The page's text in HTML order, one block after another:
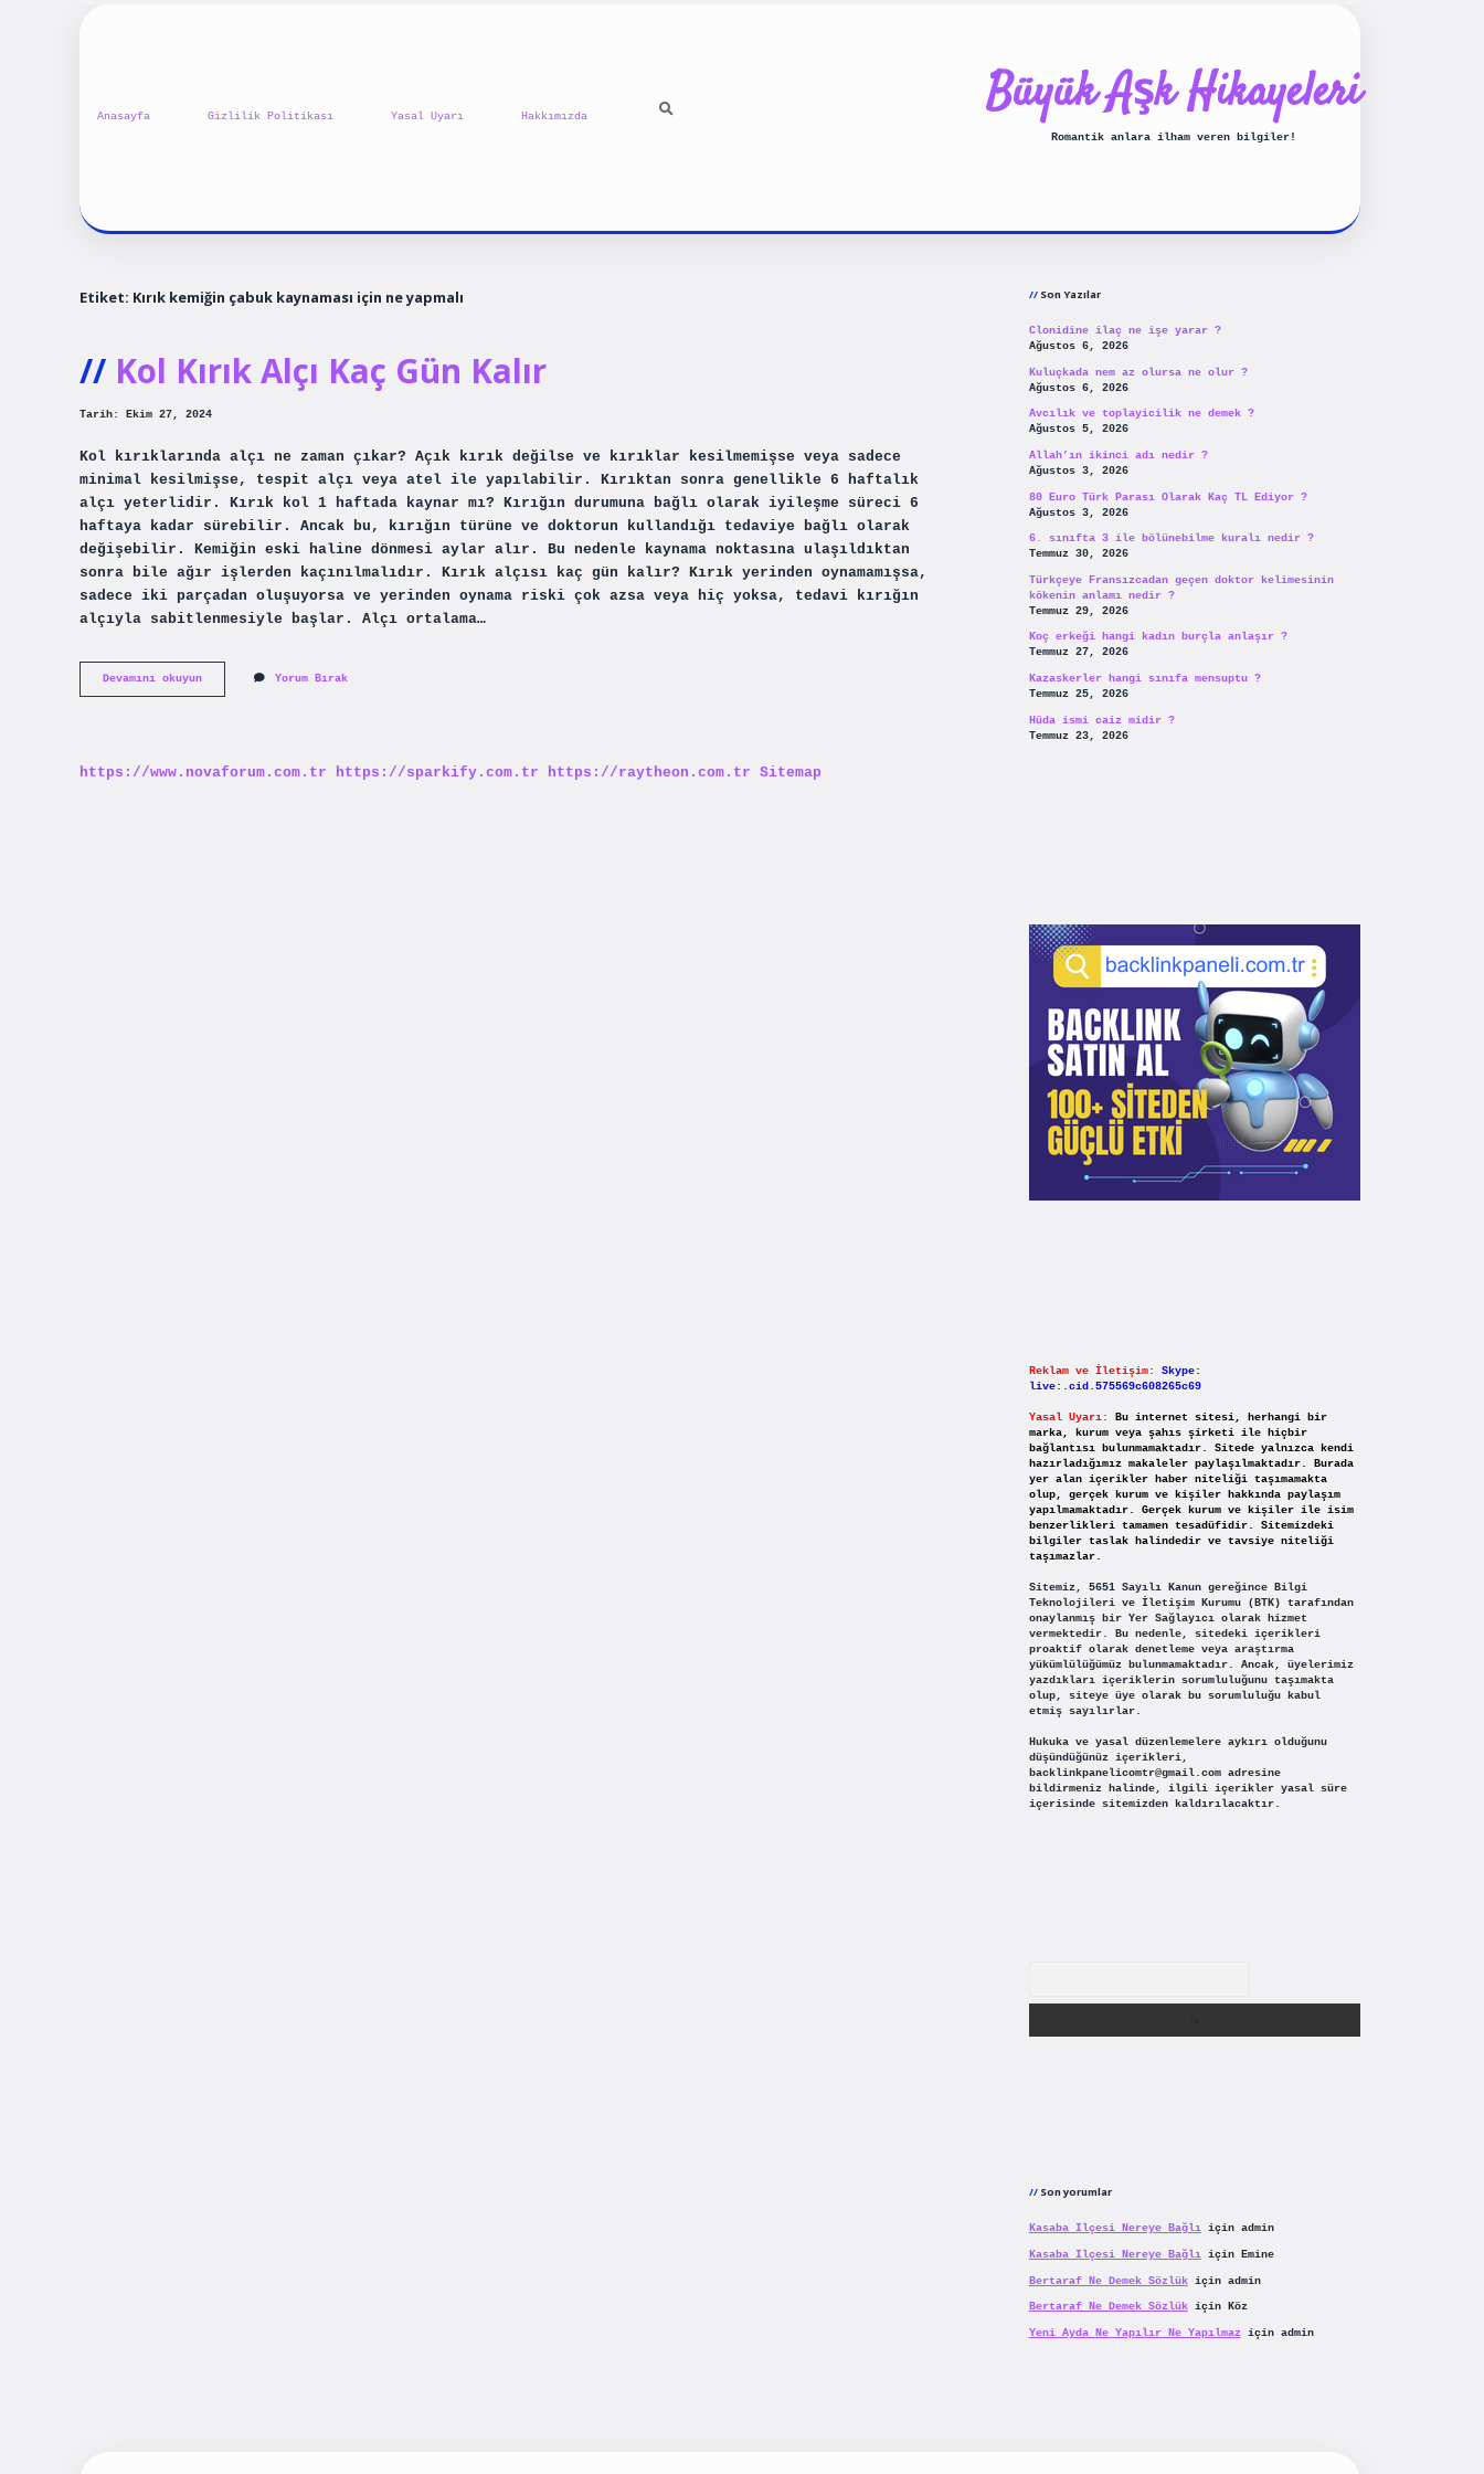
Anasayfa Gizlilik Politikası Yasal Uyarı Hakkımızda Büyük Aşk Hikayeleri
Romantik anlara ilham veren bilgiler!
Etiket: Kırık kemiğin çabuk kaynaması için ne yapmalı
Kol Kırık Alçı Kaç Gün Kalır
Tarih: Ekim 27, 2024
Kol kırıklarında alçı ne zaman çıkar? Açık kırık değilse ve kırıklar kesilmemişse veya sadece
minimal kesilmişse, tespit alçı veya atel ile yapılabilir. Kırıktan sonra genellikle 6 haftalık
alçı yeterlidir. Kırık kol 1 haftada kaynar mı? Kırığın durumuna bağlı olarak iyileşme süreci 6
haftaya kadar sürebilir. Ancak bu, kırığın türüne ve doktorun kullandığı tedaviye bağlı olarak
değişebilir. Kemiğin eski haline dönmesi aylar alır. Bu nedenle kaynama noktasına ulaşıldıktan
sonra bile ağır işlerden kaçınılmalıdır. Kırık alçısı kaç gün kalır? Kırık yerinden oynamamışsa,
sadece iki parçadan oluşuyorsa ve yerinden oynama riski çok azsa veya hiç yoksa, tedavi kırığın
alçıyla sabitlenmesiyle başlar. Alçı ortalama…
Devamını okuyunKol
Kırık
Yorum Bırak
https://www.novaforum.com.tr https://sparkify.com.tr https://raytheon.com.tr Sitemap
Son Yazılar
Clonidine ilaç ne işe yarar ?
Ağustos 6, 2026
Kuluçkada nem az olursa ne olur ?
Ağustos 6, 2026
Avcılık ve toplayicilik ne demek ?
Ağustos 5, 2026
Allah’ın ikinci adı nedir ?
Ağustos 3, 2026
80 Euro Türk Parası Olarak Kaç TL Ediyor ?
Ağustos 3, 2026
6. sınıfta 3 ile bölünebilme kuralı nedir ?
Temmuz 30, 2026
Türkçeye Fransızcadan geçen doktor kelimesinin
kökenin anlamı nedir ?
Temmuz 29, 2026
Koç erkeği hangi kadın burçla anlaşır ?
Temmuz 27, 2026
Kazaskerler hangi sınıfa mensuptu ?
Temmuz 25, 2026
Hüda ismi caiz midir ?
Temmuz 23, 2026
Reklam ve İletişim:
Skype:
live:.cid.575569c608265c69
Yasal Uyarı:
Bu internet sitesi, herhangi bir
marka, kurum veya şahıs şirketi ile hiçbir
bağlantısı bulunmamaktadır. Sitede yalnızca kendi
hazırladığımız makaleler paylaşılmaktadır. Burada
yer alan içerikler haber niteliği taşımamakta
olup, gerçek kurum ve kişiler hakkında paylaşım
yapılmamaktadır. Gerçek kurum ve kişiler ile isim
benzerlikleri tamamen tesadüfidir. Sitemizdeki
bilgiler taslak halindedir ve tavsiye niteliği
taşımazlar.
Sitemiz, 5651 Sayılı Kanun gereğince Bilgi
Teknolojileri ve İletişim Kurumu (BTK) tarafından
onaylanmış bir Yer Sağlayıcı olarak hizmet
vermektedir. Bu nedenle, sitedeki içerikleri
proaktif olarak denetleme veya araştırma
yükümlülüğümüz bulunmamaktadır. Ancak, üyelerimiz
yazdıkları içeriklerin sorumluluğunu taşımakta
olup, siteye üye olarak bu sorumluluğu kabul
etmiş sayılırlar.
Hukuka ve yasal düzenlemelere aykırı olduğunu
düşündüğünüz içerikleri,
backlinkpanelicomtr@gmail.comadresine
bildirmeniz halinde, ilgili içerikler yasal süre
içerisinde sitemizden kaldırılacaktır.
Son yorumlar
Kasaba Ilçesi Nereye Bağlıiçin admin
Kasaba Ilçesi Nereye Bağlıiçin Emine
Bertaraf Ne Demek Sözlükiçin admin
Bertaraf Ne Demek Sözlükiçin Köz
Yeni Ayda Ne Yapılır Ne Yapılmaziçin admin